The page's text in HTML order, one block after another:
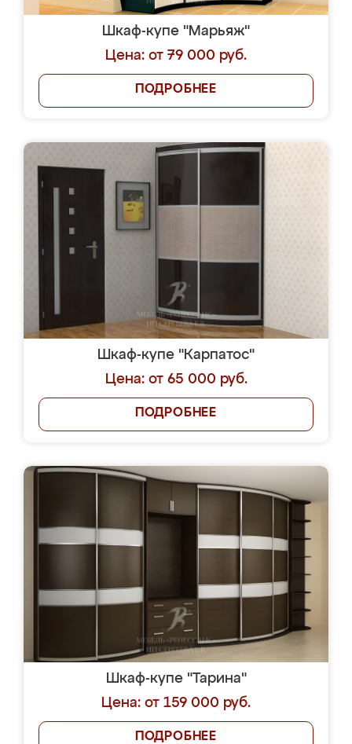
Шкаф-купе "Марьяж"
Цена: от 79 000 руб.
ПОДРОБНЕЕ
Шкаф-купе "Карпатос"
Цена: от 65 000 руб.
ПОДРОБНЕЕ
Шкаф-купе "Тарина"
Цена: от 159 000 руб.
ПОДРОБНЕЕ